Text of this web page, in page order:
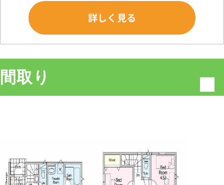
詳しく見る
間取り